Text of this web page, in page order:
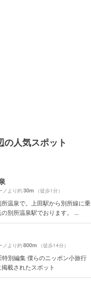
の人気スポット
ノより約30m （徒歩1分）
温泉で。上田駅から別所線に乗
の別所温泉駅でおります。 ...
ノより約800m （徒歩14分）
特別編集 僕らのニッポン小旅行
載されたスポット